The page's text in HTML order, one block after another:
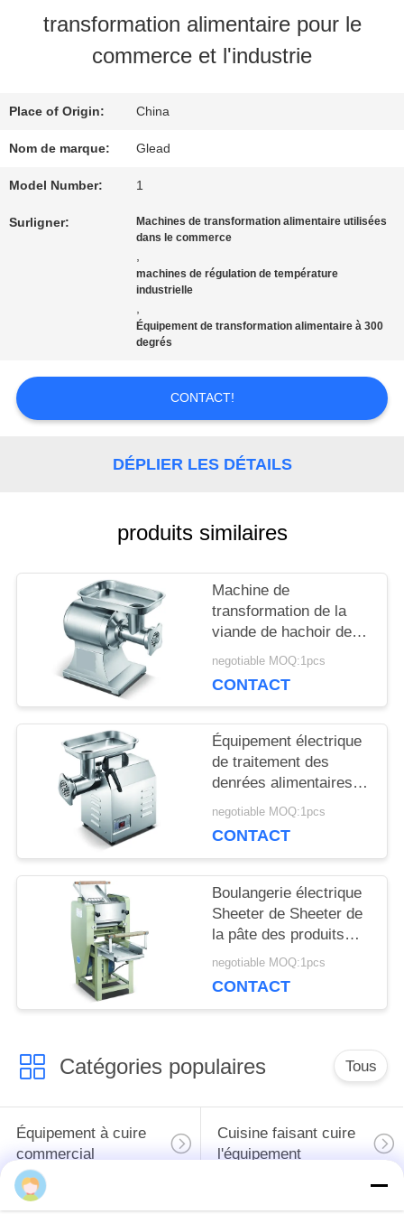
SPECTACLE
À
PROPOS
DE
NOUS
L'USINE
NOUVELLES
DEMANDEZ
UN DEVIS
PLAN
SITE
PRIVACY
POLICY
transformation alimentaire pour le
commerce et l'industrie
Place of Origin: China
Nom de marque: Glead
Model Number: 1
Surligner:
Machines de transformation alimentaire utilisées
dans le commerce
,
machines de régulation de température
industrielle
,
Équipement de transformation alimentaire à 300
degrés
CONTACT!
DÉPLIER LES DÉTAILS
produits similaires
Machine de
transformation de la
viande de hachoir de
machines de traitement
alimentaires des
d'acier inoxydable
negotiable MOQ:1pcs
CONTACT
Équipement électrique
de traitement des
denrées alimentaires
des produits
inoxydable de hachoir
viande de viande
negotiable MOQ:1pcs
CONTACT
Boulangerie électrique
Sheeter de Sheeter de
la pâte des produits
alimentaires de
automatiques de
negotiable MOQ:1pcs
CONTACT
Catégories populaires Tous
Équipement à cuire
commercial
Cuisine faisant cuire
l'équipement
Machines de